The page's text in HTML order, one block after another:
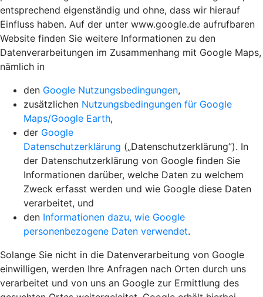
entsprechend eigenständig und ohne, dass wir hierauf
Einfluss haben. Auf der unter www.google.de aufrufbaren
Website finden Sie weitere Informationen zu den
Datenverarbeitungen im Zusammenhang mit Google Maps,
nämlich in
den Google Nutzungsbedingungen,
zusätzlichen Nutzungsbedingungen für Google
Maps/Google Earth,
der Google
Datenschutzerklärung („Datenschutzerklärung”). In
der Datenschutzerklärung von Google finden Sie
Informationen darüber, welche Daten zu welchem
Zweck erfasst werden und wie Google diese Daten
verarbeitet, und
den Informationen dazu, wie Google
personenbezogene Daten verwendet.
Solange Sie nicht in die Datenverarbeitung von Google
einwilligen, werden Ihre Anfragen nach Orten durch uns
verarbeitet und von uns an Google zur Ermittlung des